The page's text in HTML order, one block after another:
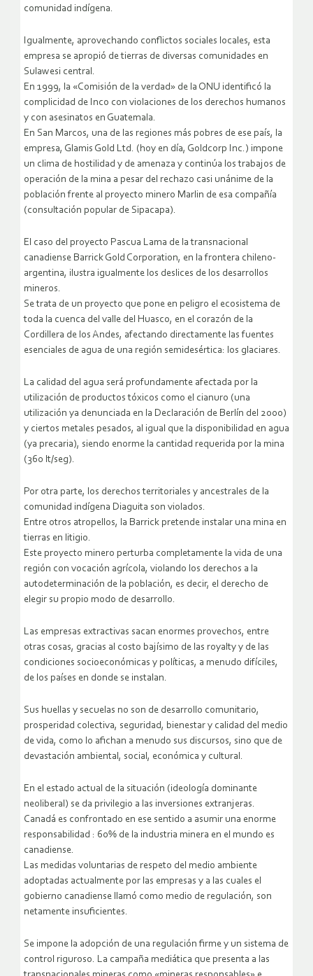
comunidad indígena.
Igualmente, aprovechando conflictos sociales locales, esta
empresa se apropió de tierras de diversas comunidades en
Sulawesi central.
En 1999, la «Comisión de la verdad» de la ONU identificó la
complicidad de Inco con violaciones de los derechos humanos
y con asesinatos en Guatemala.
En San Marcos, una de las regiones más pobres de ese país, la
empresa, Glamis Gold Ltd. (hoy en día, Goldcorp Inc.) impone
un clima de hostilidad y de amenaza y continúa los trabajos de
operación de la mina a pesar del rechazo casi unánime de la
población frente al proyecto minero Marlin de esa compañía
(consultación popular de Sipacapa).
El caso del proyecto Pascua Lama de la transnacional
canadiense Barrick Gold Corporation, en la frontera chileno-
argentina, ilustra igualmente los deslices de los desarrollos
mineros.
Se trata de un proyecto que pone en peligro el ecosistema de
toda la cuenca del valle del Huasco, en el corazón de la
Cordillera de los Andes, afectando directamente las fuentes
esenciales de agua de una región semidesértica: los glaciares.
La calidad del agua será profundamente afectada por la
utilización de productos tóxicos como el cianuro (una
utilización ya denunciada en la Declaración de Berlín del 2000)
y ciertos metales pesados, al igual que la disponibilidad en agua
(ya precaria), siendo enorme la cantidad requerida por la mina
(360 lt/seg).
Por otra parte, los derechos territoriales y ancestrales de la
comunidad indígena Diaguita son violados.
Entre otros atropellos, la Barrick pretende instalar una mina en
tierras en litigio.
Este proyecto minero perturba completamente la vida de una
región con vocación agrícola, violando los derechos a la
autodeterminación de la población, es decir, el derecho de
elegir su propio modo de desarrollo.
Las empresas extractivas sacan enormes provechos, entre
otras cosas, gracias al costo bajísimo de las royalty y de las
condiciones socioeconómicas y políticas, a menudo difíciles,
de los países en donde se instalan.
Sus huellas y secuelas no son de desarrollo comunitario,
prosperidad colectiva, seguridad, bienestar y calidad del medio
de vida, como lo afichan a menudo sus discursos, sino que de
devastación ambiental, social, económica y cultural.
En el estado actual de la situación (ideología dominante
neoliberal) se da privilegio a las inversiones extranjeras.
Canadá es confrontado en ese sentido a asumir una enorme
responsabilidad : 60% de la industria minera en el mundo es
canadiense.
Las medidas voluntarias de respeto del medio ambiente
adoptadas actualmente por las empresas y a las cuales el
gobierno canadiense llamó como medio de regulación, son
netamente insuficientes.
Se impone la adopción de una regulación firme y un sistema de
control riguroso. La campaña mediática que presenta a las